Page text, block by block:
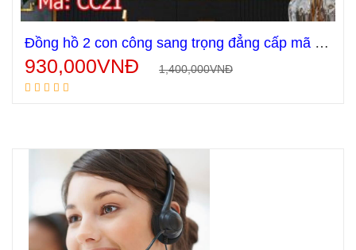
Đồng hồ 2 con công sang trọng đẳng cấp mã CC21
1,400,000VNĐ
930,000VNĐ